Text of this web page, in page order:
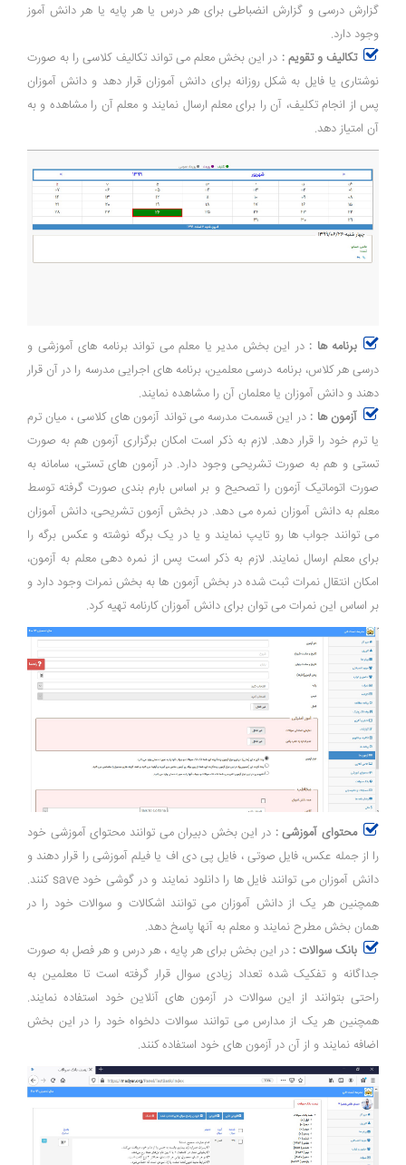
گزارش درسی و گزارش انضباطی برای هر درس یا هر پایه یا هر دانش آموز
وجود دارد.
تکالیف و تقویم : در این بخش معلم می تواند تکالیف کلاسی را به صورت
نوشتاری یا فایل به شکل روزانه برای دانش آموزان قرار دهد و دانش آموزان
پس از انجام تکلیف، آن را برای معلم ارسال نمایند و معلم آن را مشاهده و به
آن امتیاز دهد.
برنامه ها : در این بخش مدیر یا معلم می تواند برنامه های آموزشی و
درسی هر کلاس، برنامه درسی معلمین، برنامه های اجرایی مدرسه را در آن قرار
دهند و دانش آموزان یا معلمان آن را مشاهده نمایند.
آزمون ها : در این قسمت مدرسه می تواند آزمون های کلاسی ، میان ترم
یا ترم خود را قرار دهد. لازم به ذکر است امکان برگزاری آزمون هم به صورت
تستی و هم به صورت تشریحی وجود دارد. در آزمون های تستی، سامانه به
صورت اتوماتیک آزمون را تصحیح و بر اساس بارم بندی صورت گرفته توسط
معلم به دانش آموزان نمره می دهد. در بخش آزمون تشریحی، دانش آموزان
می توانند جواب ها رو تایپ نمایند و یا در یک برگه نوشته و عکس برگه را
برای معلم ارسال نمایند. لازم به ذکر است پس از نمره دهی معلم به آزمون،
امکان انتقال نمرات ثبت شده در بخش آزمون ها به بخش نمرات وجود دارد و
بر اساس این نمرات می توان برای دانش آموزان کارنامه تهیه کرد.
محتوای آموزشی : در این بخش دبیران می توانند محتوای آموزشی خود
را از جمله عکس، فایل صوتی ، فایل پی دی اف یا فیلم آموزشی را قرار دهند و
دانش آموزان می توانند فایل ها را دانلود نمایند و در گوشی خود save کنند.
همچنین هر یک از دانش آموزان می توانند اشکالات و سوالات خود را در
همان بخش مطرح نمایند و معلم به آنها پاسخ دهد.
بانک سوالات : در این بخش برای هر پایه ، هر درس و هر فصل به صورت
جداگانه و تفکیک شده تعداد زیادی سوال قرار گرفته است تا معلمین به
راحتی بتوانند از این سوالات در آزمون های آنلاین خود استفاده نمایند.
همچنین هر یک از مدارس می توانند سوالات دلخواه خود را در این بخش
اضافه نمایند و از آن در آزمون های خود استفاده کنند.